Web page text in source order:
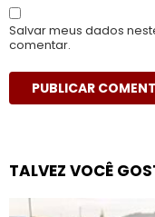
Salvar meus dados
comentar.
TALVEZ VOCÊ